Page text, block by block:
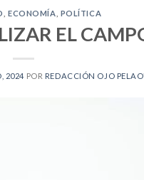
,ECONOMÍA POLÍTICA
EL
2024 POR REDACCIÓN OJO PELAO'